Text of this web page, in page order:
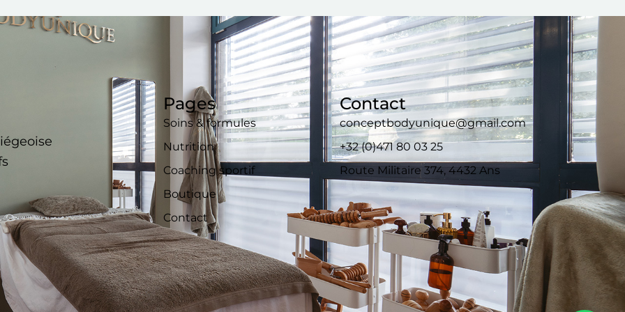
Pages
Soins & formules
Nutrition
Coaching sportif
Boutique
Contact
Contact
conceptbodyunique@gmail.com
+32 (0)471 80 03 25
Route Militaire 374, 4432 Ans